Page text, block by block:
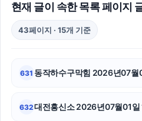
현재 글이 속한 목록 페이지
43페이지 · 15개 기준
631 동작하수구막힘 2026년07월
632대전흥신소 2026년07월01일